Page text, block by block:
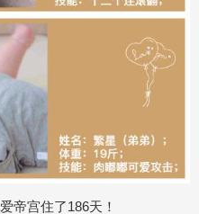
又续住了两个月？